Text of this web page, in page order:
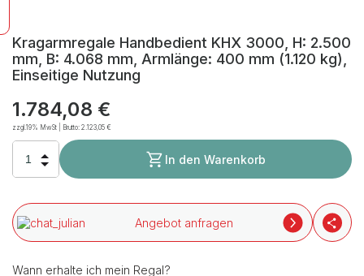
Kragarmregale Handbedient KHX 3000, H: 2.500
mm, B: 4.068 mm, Armlänge: 400 mm (1.120 kg),
Einseitige Nutzung
1.784,08 €
zzgl.19% MwSt | Brutto:2.123,05 €
In den Warenkorb
Angebot anfragen
Wann erhalte ich mein Regal?